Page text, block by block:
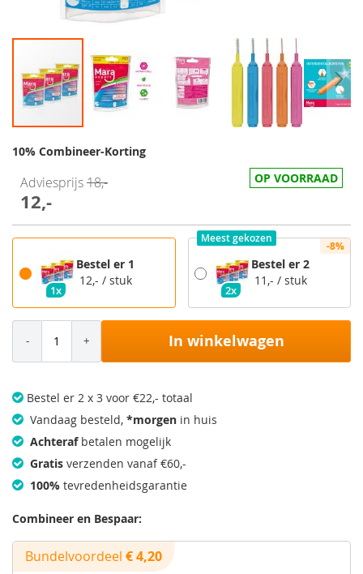
10% Combineer-Korting
Adviesprijs18,-
Speciale
prijs
12,-
OP VOORRAAD
1x
Bestel er 1
12,- / stuk
-8%
Meest gekozen
2x
Bestel er 2
11,- / stuk
In winkelwagen
Bestel er 2 x 3 voor €22,- totaal
Vandaag besteld, *morgen in huis
Achterafbetalen mogelijk
Gratis verzenden vanaf €60,-
100% tevredenheidsgarantie
Combineer en Bespaar:
Bundelvoordeel € 4,20